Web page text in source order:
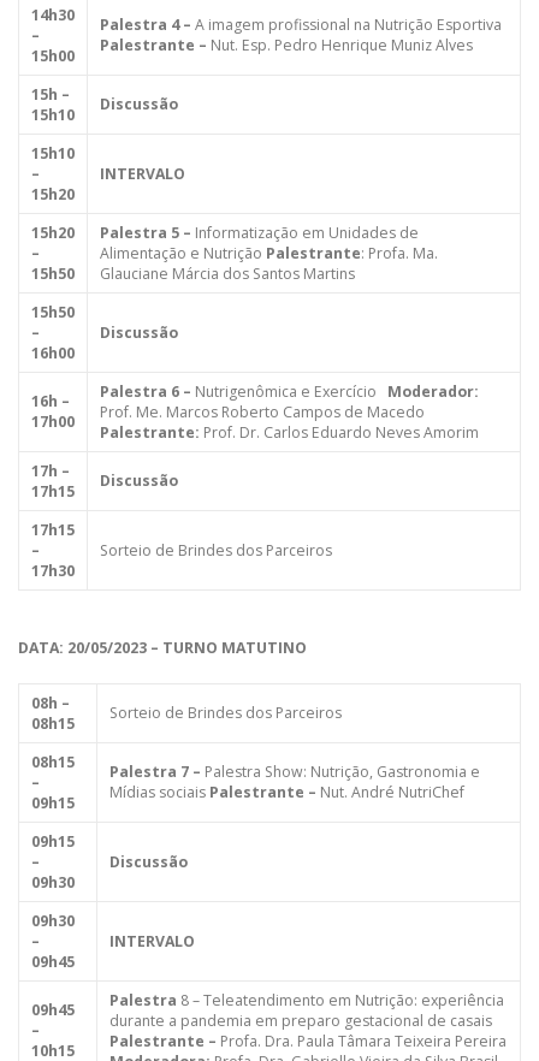
14h30
–
15h00
Palestra 4 – A imagem profissional na Nutrição Esportiva
Palestrante – Nut. Esp. Pedro Henrique Muniz Alves
15h –
15h10
Discussão
15h10
–
15h20
INTERVALO
15h20
–
15h50
Palestra 5 – Informatização em Unidades de
Alimentação e Nutrição Palestrante: Profa. Ma.
Glauciane Márcia dos Santos Martins
15h50
–
16h00
Discussão
16h –
17h00
Palestra 6 – Nutrigenômica e Exercício
Moderador:
Prof. Me. Marcos Roberto Campos de Macedo
Palestrante: Prof. Dr. Carlos Eduardo Neves Amorim
17h –
17h15
Discussão
17h15
–
17h30
Sorteio de Brindes dos Parceiros
DATA: 20/05/2023 – TURNO MATUTINO
08h –
08h15
Sorteio de Brindes dos Parceiros
08h15
–
09h15
Palestra 7 – Palestra Show: Nutrição, Gastronomia e
Mídias sociais Palestrante – Nut. André NutriChef
09h15
–
09h30
Discussão
09h30
–
09h45
INTERVALO
09h45
–
10h15
Palestra 8 – Teleatendimento em Nutrição: experiência
durante a pandemia em preparo gestacional de casais
Palestrante – Profa. Dra. Paula Tâmara Teixeira Pereira